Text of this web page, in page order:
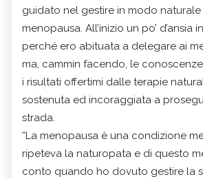
guidato nel gestire in modo
menopausa. All’inizio un po’ d’ansia
perché ero abituata a delegare ai
ma, cammin facendo, le
i risultati offertimi dalle terapie
sostenuta ed incoraggiata a
strada.
“La menopausa è una condizione
ripeteva la naturopata e di questo
conto quando ho dovuto gestire la